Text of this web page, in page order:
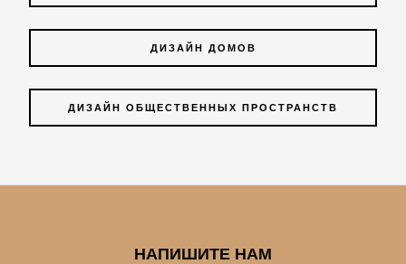
ДИЗАЙН ДОМОВ
ДИЗАЙН ОБЩЕСТВЕННЫХ ПРОСТРАНСТВ
НАПИШИТЕ НАМ